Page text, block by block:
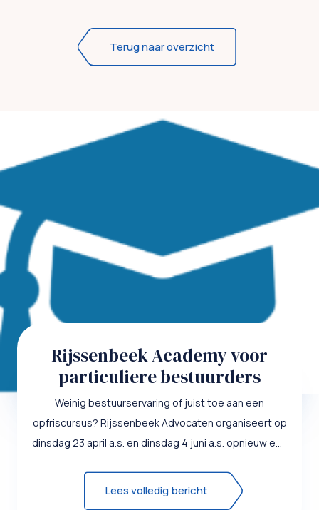
Terug naar overzicht
Rijssenbeek Academy voor
particuliere bestuurders
Weinig bestuurservaring of juist toe aan een
opfriscursus? Rijssenbeek Advocaten organiseert op
dinsdag 23 april a.s. en dinsdag 4 juni a.s. opnieuw een
Lees volledig bericht